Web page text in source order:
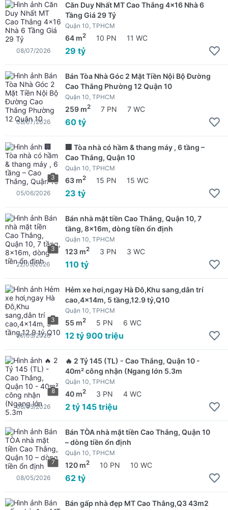
Căn Duy Nhất MT Cao Thắng 4x16 Nhà 6
Tầng Giá 29 Tỷ
Quận 10, TPHCM
64 m2 10 PN 11 WC
29 tỷ
08/07/2026
Bán Tòa Nhà Góc 2 Mặt Tiền Nội Bộ Đường
Cao Thắng Phường 12 Quận 10
Quận 10, TPHCM
259 m2 7 PN 7 WC
60 tỷ
08/07/2026
3
🏢 Tòa nhà có hầm & thang máy , 6 tầng –
Cao Thắng, Quận 10
Quận 10, TPHCM
63 m2 15 PN 15 WC
23 tỷ
05/06/2026
3
Bán nhà mặt tiền Cao Thắng, Quận 10, 7
tầng, 8x16m, dòng tiền ổn định
Quận 10, TPHCM
123 m2 3 PN 3 WC
110 tỷ
22/05/2026
3
Hẻm xe hơi,ngay Hà Đô,Khu sang,dân trí
cao,4x14m, 5 tầng,12.9 tỷ,Q10
Quận 10, TPHCM
55 m2 5 PN 6 WC
12 tỷ 900 triệu
20/05/2026
8
🔥 2 Tỷ 145 (TL) - Cao Thắng, Quận 10 -
40m² công nhận (Ngang lớn 5.3m
Quận 10, TPHCM
40 m2 3 PN 4 WC
2 tỷ 145 triệu
08/05/2026
7
Bán TÒA nhà mặt tiền Cao Thắng, Quận 10
– dòng tiền ổn định
Quận 10, TPHCM
120 m2 10 PN 10 WC
62 tỷ
08/05/2026
Bán gấp nhà đẹp MT Cao Thắng,Q3 43m2